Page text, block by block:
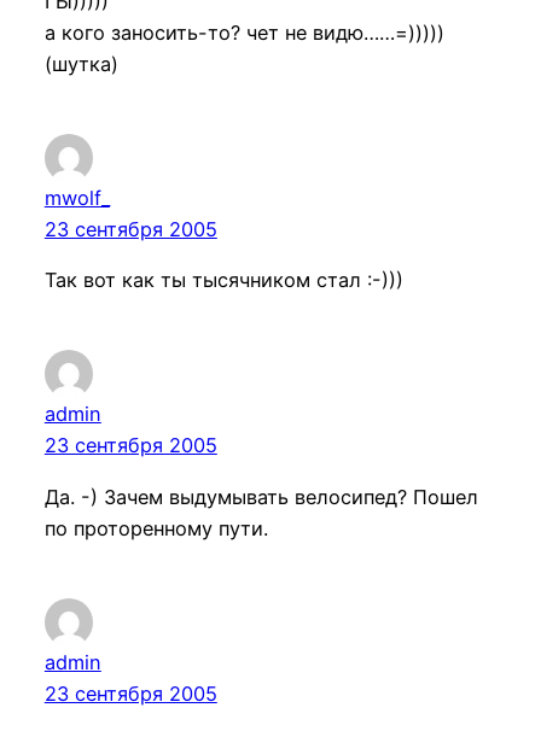
а кого заносить-то? чет не видю……=)))))
(шутка)
mwolf_
23 сентября 2005
Так вот как ты тысячником стал :-)))
admin
23 сентября 2005
Да. -) Зачем выдумывать велосипед? Пошел
по проторенному пути.
admin
23 сентября 2005